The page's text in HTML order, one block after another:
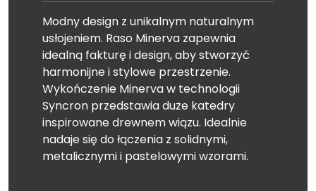
Modny design z unikalnym naturalnym
usłojeniem. Raso Minerva zapewnia
idealną fakturę i design, aby stworzyć
harmonijne i stylowe przestrzenie.
Wykończenie Minerva w technologii
Syncron przedstawia duże katedry
inspirowane drewnem wiązu. Idealnie
nadaje się do łączenia z solidnymi,
metalicznymi i pastelowymi wzorami.